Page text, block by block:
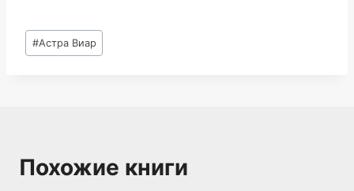
Метки
записи:
#Астра Виар
Похожие книги